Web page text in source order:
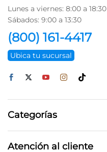
Lunes a viernes: 8:00 a 18:30
Sábados: 9:00 a 13:30
(800) 161-4417
Ubica tu sucursal
Categorías
Atención al cliente